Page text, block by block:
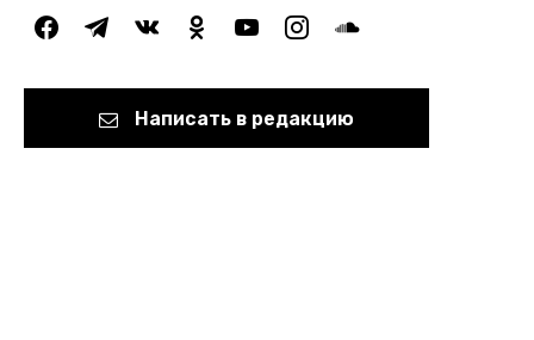
facebooktelegramvkontakteodnoklassniki
youtubeinstagramsoundcloud
Написать в редакцию